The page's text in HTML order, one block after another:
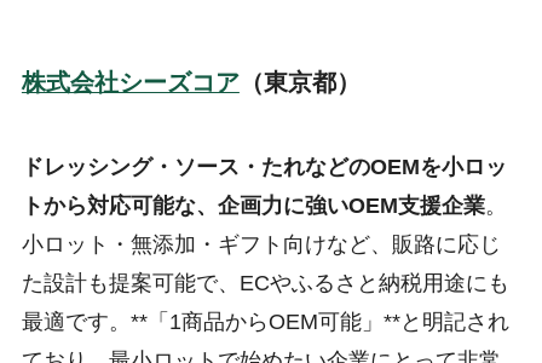
株式会社シーズコア（東京都）
ドレッシング・ソース・たれなどのOEMを小ロッ
トから対応可能な、企画力に強いOEM支援企業。
小ロット・無添加・ギフト向けなど、販路に応じ
た設計も提案可能で、ECやふるさと納税用途にも
最適です。**「1商品からOEM可能」**と明記され